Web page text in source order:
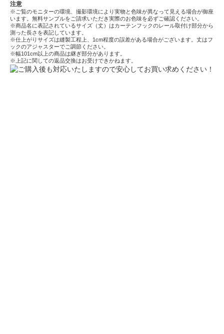
注意
※ご覧のモニターの環境、撮影環境により実物と色味が異なって見える場合が御座
います。無料サンプルをご請求いただき実際のお色味を必ずご確認ください。
※商品名に表記されているサイズ（丈）はカーテンフックのレール取付け部分から
測った長さを表記しています。
※仕上がりサイズは縫製工程上、1cm程度の誤差がある場合がございます。丈はフ
ックのアジャスターでご調節ください。
※幅101cm以上の商品は継ぎ部分があります。
※上記に関しての返品交換はお受けできかねます。